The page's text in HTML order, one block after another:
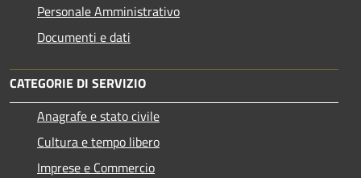
Personale Amministrativo
Documenti e dati
CATEGORIE DI SERVIZIO
Anagrafe e stato civile
Cultura e tempo libero
Imprese e Commercio